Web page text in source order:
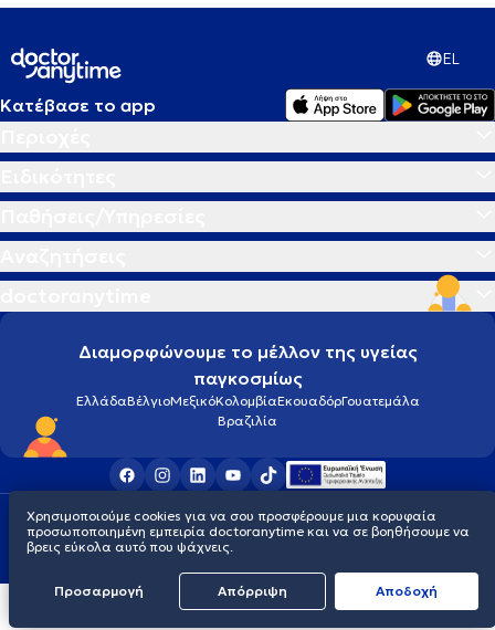
EL
Κατέβασε το app
Διαμορφώνουμε το μέλλον της υγείας
παγκοσμίως
ΕλλάδαΒέλγιοΜεξικόΚολομβίαΕκουαδόρΓουατεμάλα
Βραζιλία
Οροι χρήσηςCookiesΠολιτική προστασίας προσωπικού απορρήτου
© 2026 doctoranytime
Χρησιμοποιούμε cookies για να σου προσφέρουμε μια κορυφαία
προσωποποιημένη εμπειρία doctoranytime και να σε βοηθήσουμε να
βρεις εύκολα αυτό που ψάχνεις.
Προσαρμογή Απόρριψη Aποδοχή